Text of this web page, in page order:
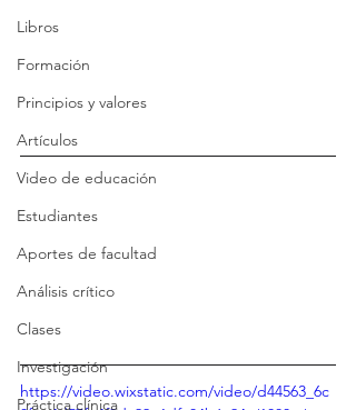
Libros
Formación
Principios y valores
Artículos
Video de educación
Estudiantes
Aportes de facultad
Análisis crítico
Clases
Investigación
Práctica clínica
https://video.wixstatic.com/video/d44563_6c